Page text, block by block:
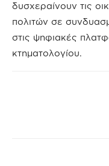
δυσχεραίνουν τις
πολιτών σε
στις ψηφιακές
κτηματολογίου.